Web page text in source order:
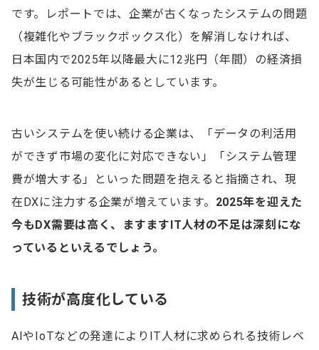
です。レポートでは、企業が古くなったシステムの問題
（複雑化やブラックボックス化）を解消しなければ、
日本国内で2025年以降最大に12兆円（年間）の経済損
失が生じる可能性があるとしています。
古いシステムを使い続ける企業は、「データの利活用
ができず市場の変化に対応できない」「システム管理
費が増大する」といった問題を抱えると指摘され、現
在DXに注力する企業が増えています。 2025年を迎えた
今もDX需要は高く、ますますIT人材の不足は深刻にな
っているといえるでしょう。
技術が高度化している
AIやIoTなどの発達によりIT人材に求められる技術レベ